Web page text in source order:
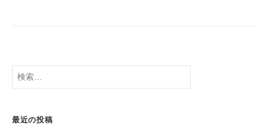
検
最近の投稿